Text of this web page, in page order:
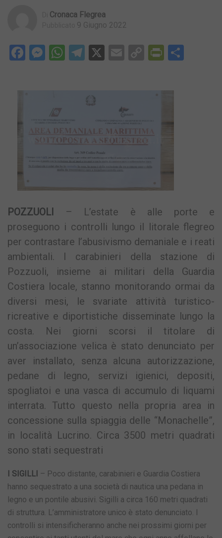
Cronaca Flegrea
9 Giugno 2022
Facebook
Messenger
WhatsApp
Telegram
X EmailCopy
POZZUOLI
– L’estate è alle porte e
proseguono i controlli lungo il litorale flegreo
per contrastare l’abusivismo demaniale e i reati
ambientali. I carabinieri della stazione di
Pozzuoli, insieme ai militari della Guardia
Costiera locale, stanno monitorando ormai da
diversi mesi, le svariate attività turistico-
ricreative e diportistiche disseminate lungo la
costa. Nei giorni scorsi il titolare di
un’associazione velica è stato denunciato per
aver installato, senza alcuna autorizzazione,
pedane di legno, servizi igienici, depositi,
spogliatoi e una vasca di accumulo di liquami
interrata. Tutto questo nella propria area in
concessione sulla spiaggia delle “Monachelle”,
in località Lucrino. Circa 3500 metri quadrati
sono stati sequestrati
I SIGILLI – Poco distante, carabinieri e Guardia Costiera
hanno sequestrato a una società di nautica una pedana in
legno e un pontile abusivi. Sigilli a circa 160 metri quadrati
di struttura. L’amministratore unico è stato denunciato. I
controlli si intensificheranno anche nei prossimi giorni per